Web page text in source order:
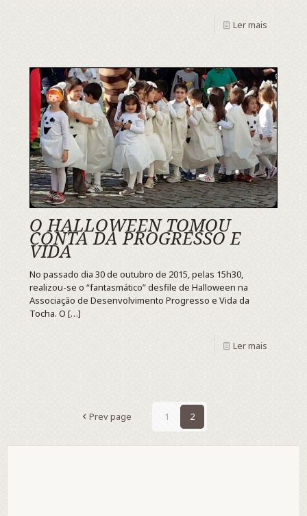
Ler mais
O HALLOWEEN TOMOU
CONTA DA PROGRESSO E
VIDA
No passado dia 30 de outubro de 2015, pelas 15h30,
realizou-se o “fantasmático” desfile de Halloween na
Associação de Desenvolvimento Progresso e Vida da
Tocha. O […]
Ler mais
Prev page 1 2